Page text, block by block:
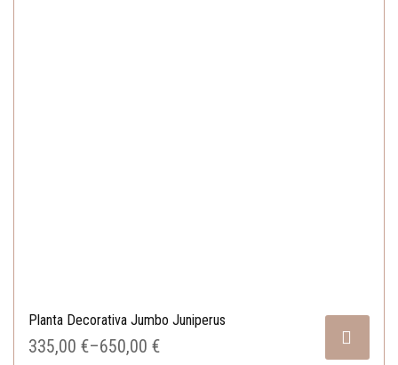
Planta Decorativa Jumbo Juniperus
335,00 €–650,00 €